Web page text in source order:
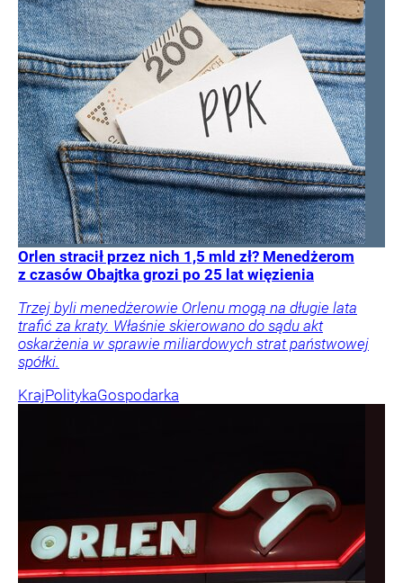
Orlen stracił przez nich 1,5 mld zł? Menedżerom
z czasów Obajtka grozi po 25 lat więzienia
Trzej byli menedżerowie Orlenu mogą na długie lata
trafić za kraty. Właśnie skierowano do sądu akt
oskarżenia w sprawie miliardowych strat państwowej
spółki.
KrajPolitykaGospodarka